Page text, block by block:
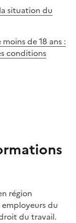
situation du
de 18 ans :
conditions
région
du
du travail.